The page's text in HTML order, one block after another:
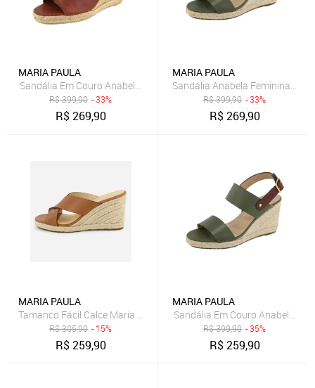
MARIA PAULA
Sandália Em Couro Anabela Maria Paula Fechada Largas Cordas
R$399,90 - 33%
R$269,90
MARIA PAULA
Sandália Anabela Feminina Em
R$399,90 - 33%
R$269,90
MARIA PAULA
Tamanco Fácil Calce Maria Paula Couro Anabela Caramelo
R$305,90 - 15%
R$259,90
MARIA PAULA
Sandália Em Couro Anabela
R$399,90 - 35%
R$259,90